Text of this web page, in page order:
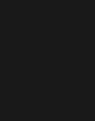
ventana)